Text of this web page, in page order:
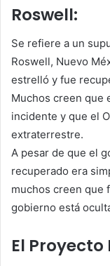
Roswell:
Se refiere a un
Roswell, Nuevo
estrelló y fue
Muchos creen que
incidente y que el
extraterrestre.
A pesar de que el
recuperado era
muchos creen que
gobierno está
El Proyecto